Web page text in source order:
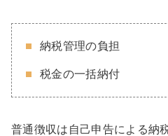
納税管理の負担
税金の一括納付
普通徴収は自己申告による納